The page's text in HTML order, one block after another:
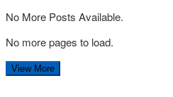
No More Posts Available.
No more pages to load.
View More